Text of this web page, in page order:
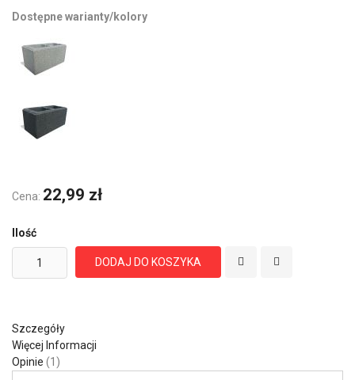
Dostępne warianty/kolory
Cena: 22,99 zł
Ilość
DODAJ DO KOSZYKA
Szczegóły
Więcej Informacji
Opinie
1